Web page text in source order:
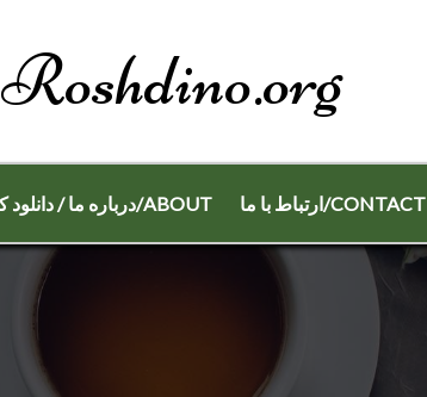
Roshdino.org
درباره ما / دانلود کتب مقدس/ABOUT ارتباط با ما/CONTACT